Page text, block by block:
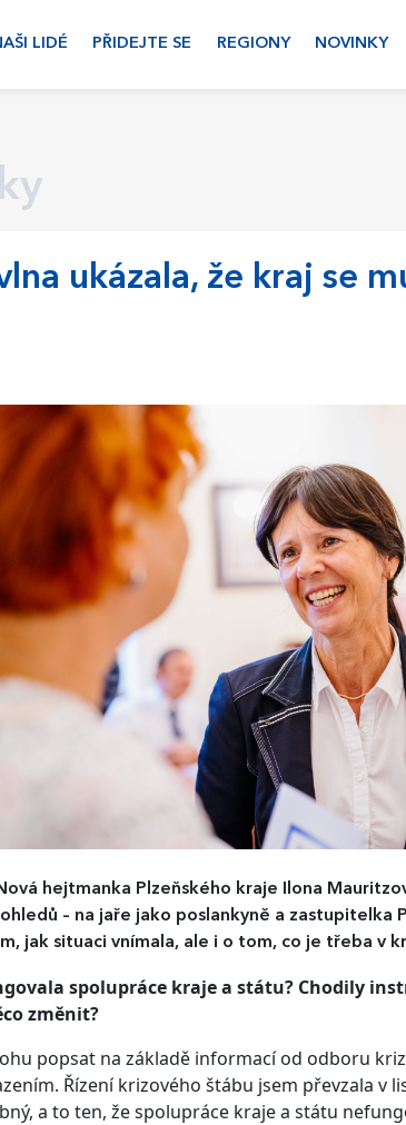
LIDÉ PŘIDEJTE SE REGIONY NOVINKY
ukázala, že kraj se
hejtmanka Plzeňského kraje Ilona
– na jaře jako poslankyně a zastupitelka
jak situaci vnímala, ale i o tom, co je třeba v
spolupráce kraje a státu? Chodily
změnit?
popsat na základě informací od odboru
Řízení krizového štábu jsem převzala v
a to ten, že spolupráce kraje a státu